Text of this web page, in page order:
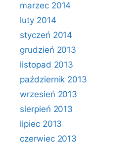
marzec 2014
luty 2014
styczeń 2014
grudzień 2013
listopad 2013
październik 2013
wrzesień 2013
sierpień 2013
lipiec 2013
czerwiec 2013